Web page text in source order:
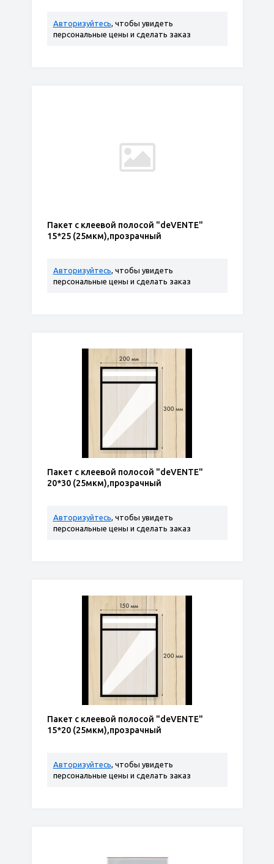
Авторизуйтесь, чтобы увидеть
персональные цены и сделать заказ
Пакет с клеевой полосой "deVENTE"
15*25 (25мкм),прозрачный
Авторизуйтесь, чтобы увидеть
персональные цены и сделать заказ
Пакет с клеевой полосой "deVENTE"
20*30 (25мкм),прозрачный
Авторизуйтесь, чтобы увидеть
персональные цены и сделать заказ
Пакет с клеевой полосой "deVENTE"
15*20 (25мкм),прозрачный
Авторизуйтесь, чтобы увидеть
персональные цены и сделать заказ